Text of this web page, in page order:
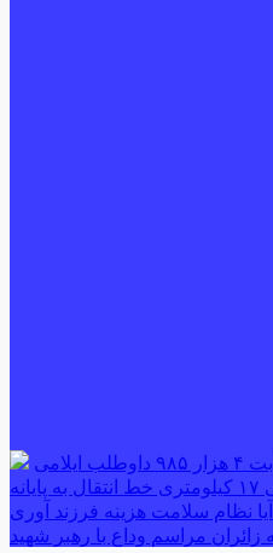
رقابت ۴ هزار ۹۸۵ داوطلب ایلامی
پروژه آبرسانی ۱۷ کیلومتری خط انتقال به پایانه
نظام سلامت هزینه فرزند آوری
مراسم وداع با رهبر شهید